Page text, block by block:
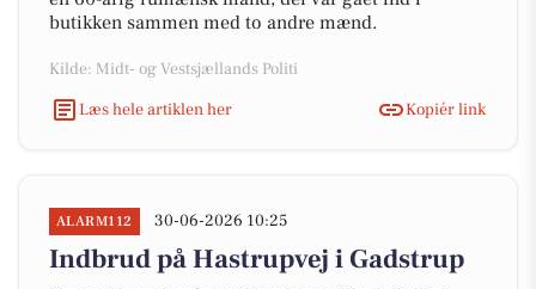
butikken sammen med to andre mænd.
Kilde: Midt- og Vestsjællands Politi
Læs hele artiklen her
Kopiér link
ALARM112 30-06-2026 10:25
Indbrud på Hastrupvej i Gadstrup